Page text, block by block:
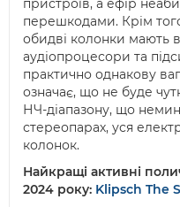
пристроїв, а ефір
перешкодами. Крім
обидві колонки мають
аудіопроцесори та
практично однакову
означає, що не буде
НЧ-діапазону, що
стереопарах, уся
колонок.
Найкращі активні
2024 року: Klipsch The